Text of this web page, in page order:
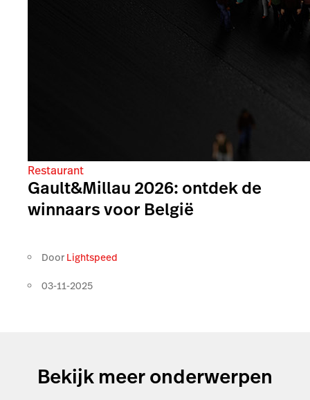
Restaurant
Gault&Millau 2026: ontdek de
winnaars voor België
Door Lightspeed
03-11-2025
Bekijk meer onderwerpen